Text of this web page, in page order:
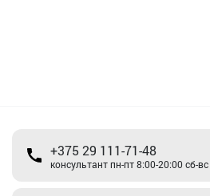
+375 29 111-71-48
консультант пн-пт 8:00-20:00 сб-